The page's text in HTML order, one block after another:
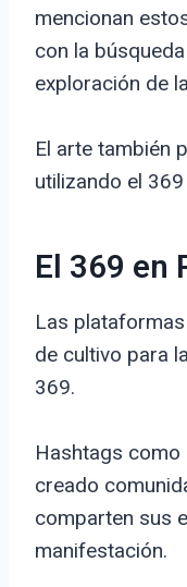
mencionan
con la
exploración de
El arte también
utilizando el
El 369 en
Las
de cultivo para
369.
Hashtags
creado
comparten sus
manifestación.